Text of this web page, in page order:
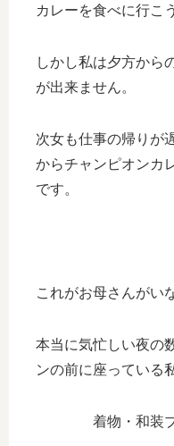
カレーを食べに行こ
しかし私は夕方から
が出来ません。
次女も仕事の帰りが
からチャンピオンカ
です。
これがお母さんがい
本当に気忙しい夜の
ンの前に座っている
着物・和装